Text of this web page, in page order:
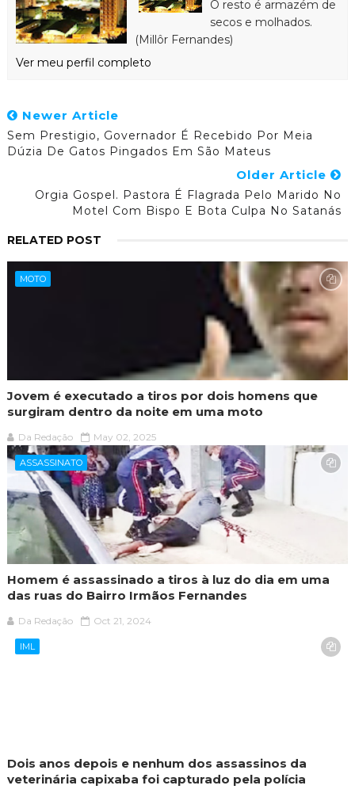
O resto é armazém de
secos e molhados.
(Millôr Fernandes)
Ver meu perfil completo
Newer Article
Sem Prestigio, Governador É Recebido Por Meia
Dúzia De Gatos Pingados Em São Mateus
Older Article
Orgia Gospel. Pastora É Flagrada Pelo Marido No
Motel Com Bispo E Bota Culpa No Satanás
RELATED POST
MOTO
Jovem é executado a tiros por dois homens que
surgiram dentro da noite em uma moto
Da Redação May 02, 2025
ASSASSINATO
Homem é assassinado a tiros à luz do dia em uma
das ruas do Bairro Irmãos Fernandes
Da Redação Oct 21, 2024
IML
Dois anos depois e nenhum dos assassinos da
veterinária capixaba foi capturado pela polícia